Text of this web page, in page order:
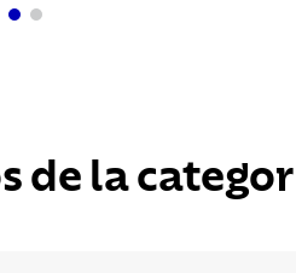
de la